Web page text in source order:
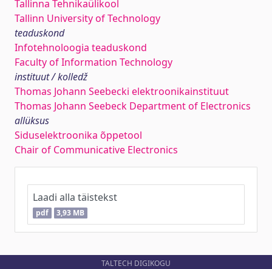
Tallinna Tehnikaülikool
Tallinn University of Technology
teaduskond
Infotehnoloogia teaduskond
Faculty of Information Technology
instituut / kolledž
Thomas Johann Seebecki elektroonikainstituut
Thomas Johann Seebeck Department of Electronics
allüksus
Siduselektroonika õppetool
Chair of Communicative Electronics
Laadi alla täistekst
pdf 3,93 MB
TALTECH DIGIKOGU